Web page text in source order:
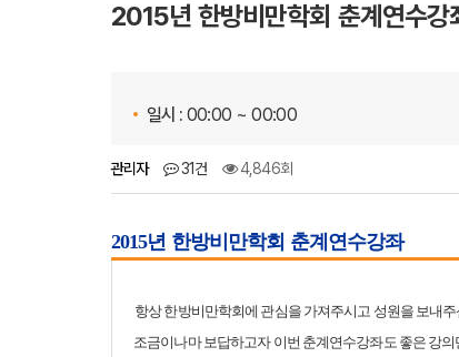
2015년 한방비만학회 춘계연수강
일시 : 00:00 ~ 00:00
관리자 31건 4,846회
2015년 한방비만학회 춘계연수강좌
항상 한방비만학회에 관심을 가져주시고 성원을 보내
조금이나마 보답하고자 이번 춘계연수강좌도 좋은 강